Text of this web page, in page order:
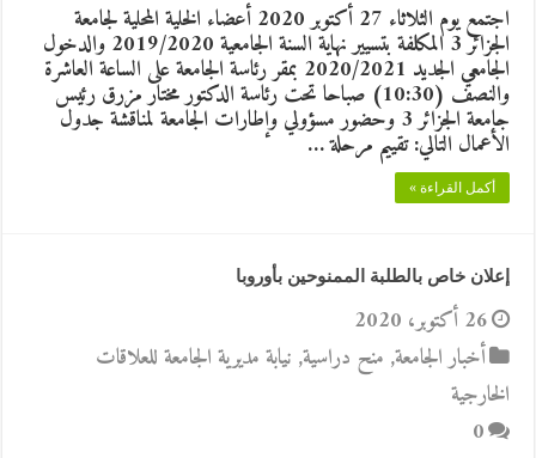
اجتمع يوم الثلاثاء 27 أكتوبر 2020 أعضاء الخلية المحلية لجامعة
الجزائر 3 المكلفة بتسيير نهاية السنة الجامعية 2019/2020 والدخول
الجامعي الجديد 2020/2021 بمقر رئاسة الجامعة على الساعة العاشرة
والنصف (10:30) صباحا تحت رئاسة الدكتور مختار مزرق رئيس
جامعة الجزائر 3 وحضور مسؤولي وإطارات الجامعة لمناقشة جدول
الأعمال التالي: تقييم مرحلة …
أكمل القراءة »
إعلان خاص بالطلبة الممنوحين بأوروبا
26 أكتوبر، 2020
أخبار الجامعة, منح دراسية, نيابة مديرية الجامعة للعلاقات
الخارجية
0